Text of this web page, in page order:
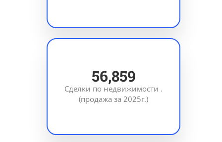
80,919
Сделки по недвижимости .
(продажа за 2025г.)